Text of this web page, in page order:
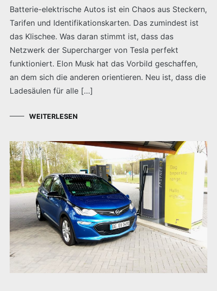
Batterie-elektrische Autos ist ein Chaos aus Steckern,
Tarifen und Identifikationskarten. Das zumindest ist
das Klischee. Was daran stimmt ist, dass das
Netzwerk der Supercharger von Tesla perfekt
funktioniert. Elon Musk hat das Vorbild geschaffen,
an dem sich die anderen orientieren. Neu ist, dass die
Ladesäulen für alle […]
WEITERLESEN